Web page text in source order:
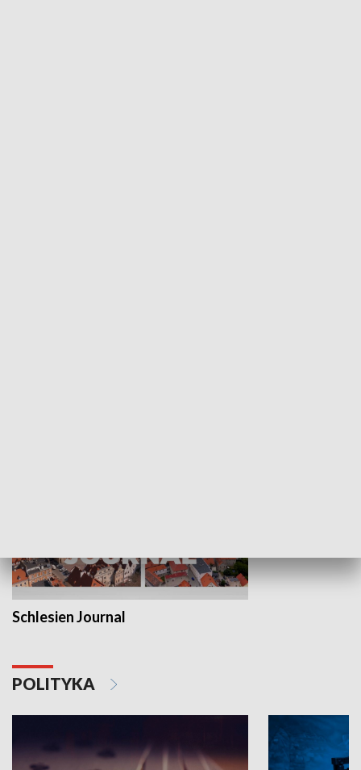
Schlesien Journal
POLITYKA